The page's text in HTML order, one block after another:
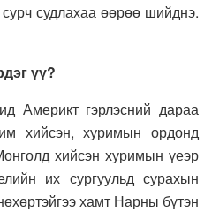
судлахаа өөрөө шийднэ.
үү?
Америкт гэрлэсний дараа
хийсэн, хуримын ордонд
хийсэн хуримын үеэр
их сургуульд сурахын
хамт Нарны бүтэн